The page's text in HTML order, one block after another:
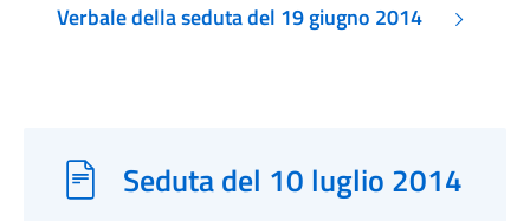
Verbale della seduta del 19 giugno 2014
Seduta del 10 luglio 2014